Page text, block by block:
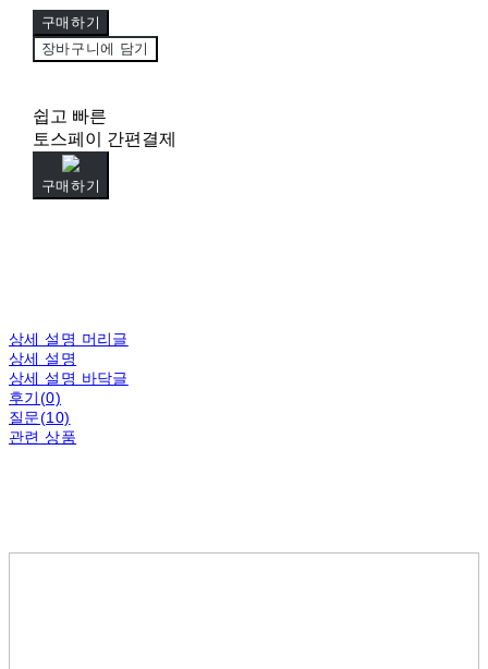
구매하기
장바구니에 담기
쉽고 빠른
토스페이 간편결제
구매하기
상세 설명 머리글
상세 설명
상세 설명 바닥글
후기(0)
질문(10)
관련 상품